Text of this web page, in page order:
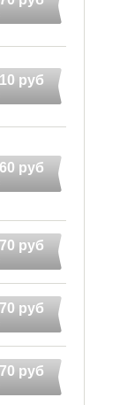
руб
руб
руб
руб
руб